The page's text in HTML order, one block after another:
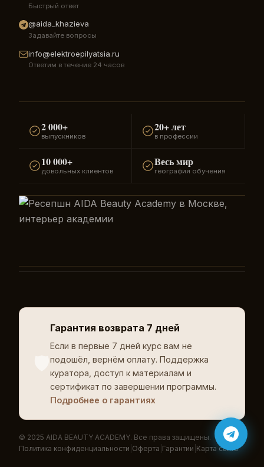
Быстрый ответ
@aida_khazieva
Задавайте вопросы
info@elektroepilyatsia.ru
Ответим в течение 24 часов
2 000+
выпускников
20+ лет
в профессии
10 000+
довольных клиентов
Весь мир
география обучения
Гарантия возврата 7 дней
Если в первые 7 дней курс вам не
подошёл, вернём оплату. Поддержка
куратора, доступ к материалам и
сертификат по завершении программы.
Подробнее о гарантиях
© 2025 AIDA BEAUTY ACADEMY. Все права защищены.
Политика конфиденциальности Оферта Гарантии Карта сайта